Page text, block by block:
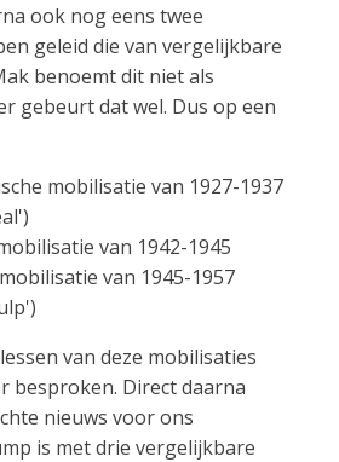
ook nog eens twee
geleid die van vergelijkbare
benoemt dit niet als
gebeurt dat wel. Dus op een
mobilisatie van 1927-1937
van 1942-1945
van 1945-1957
van deze mobilisaties
besproken. Direct daarna
nieuws voor ons
is met drie vergelijkbare